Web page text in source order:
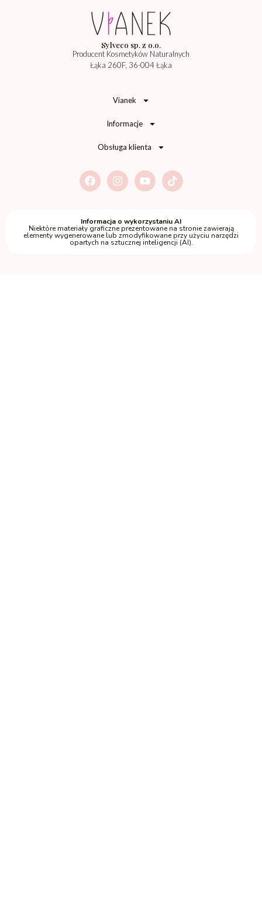
Sylveco sp. z o.o.
Producent Kosmetyków Naturalnych
Łąka 260F, 36-004 Łąka
Vianek
Informacje
Obsługa klienta
Informacja o wykorzystaniu AI
Niektóre materiały graficzne prezentowane na stronie zawierają
elementy wygenerowane lub zmodyfikowane przy użyciu narzędzi
opartych na sztucznej inteligencji (AI).